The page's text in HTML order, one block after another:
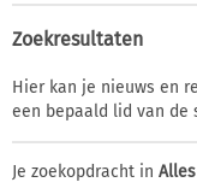
Zoekresultaten
Hier kan je nieuws en
een bepaald lid van de
Je zoekopdracht in Alles